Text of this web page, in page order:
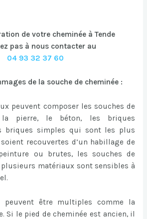
de votre cheminée à Tende
pas à nous contacter au
04 93 32 37 60
de la souche de cheminée :
peuvent composer les souches de
la pierre, le béton, les briques
briques simples qui sont les plus
recouvertes d’un habillage de
ou brutes, les souches de
matériaux sont sensibles à
peuvent être multiples comme la
Si le pied de cheminée est ancien, il